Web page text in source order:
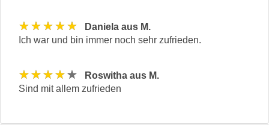
★★★★★
Daniela aus M.
Ich war und bin immer noch sehr zufrieden.
★★★★★
Roswitha aus M.
Sind mit allem zufrieden